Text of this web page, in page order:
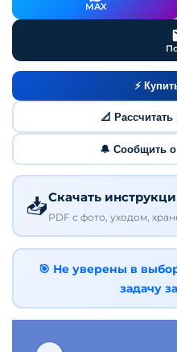
MAX
⚡
📐
🔔 Сообщить
📥Скачать
PDF с фото, уходом,
🎯 Не уверены в
задачу